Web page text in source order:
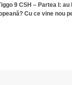
9 CSH – Partea I:
Cu ce vine nou